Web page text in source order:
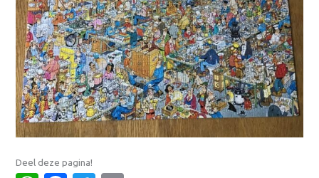
Deel deze pagina!